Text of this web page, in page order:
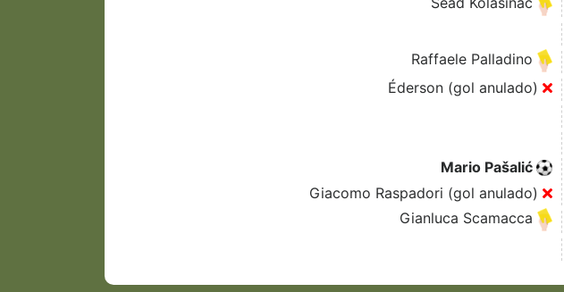
Raffaele Palladino
Éderson (gol anulado)
Mario Pašalić
Giacomo Raspadori (gol anulado)
Gianluca Scamacca